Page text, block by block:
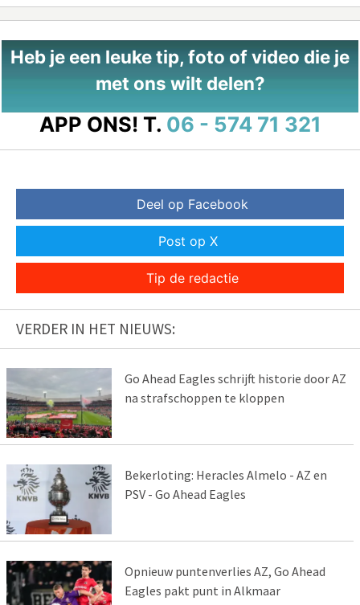
Heb je een leuke tip, foto of video die je
met ons wilt delen?
APP ONS! T. 06 - 574 71 321
Deel op Facebook
Post op X
Tip de redactie
VERDER IN HET NIEUWS:
Go Ahead Eagles schrijft historie door AZ
na strafschoppen te kloppen
Bekerloting: Heracles Almelo - AZ en
PSV - Go Ahead Eagles
Opnieuw puntenverlies AZ, Go Ahead
Eagles pakt punt in Alkmaar